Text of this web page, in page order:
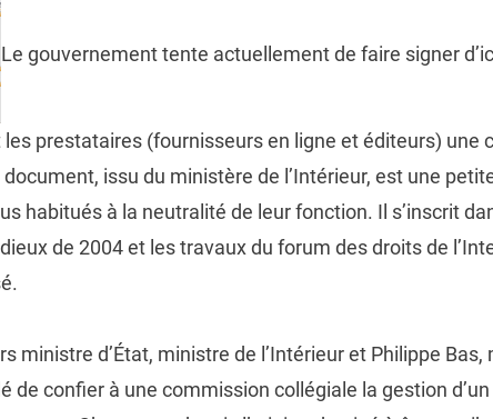
Le gouvernement tente actuellement de faire signer
prestataires (fournisseurs en ligne et éditeurs) une
document, issu du ministère de l’Intérieur, est une
habitués à la neutralité de leur fonction. Il s’inscrit
de 2004 et les travaux du forum des droits de
ministre d’État, ministre de l’Intérieur et Philippe
de confier à une commission collégiale la gestion